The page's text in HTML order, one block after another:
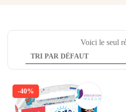
Voici le seul
-40%